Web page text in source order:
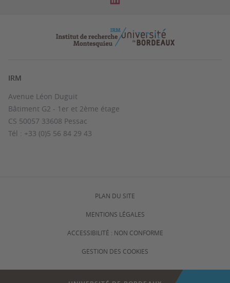
IRM
Avenue Léon Duguit
Bâtiment G2 - 1er et 2ème étage
CS 50057 33608 Pessac
Tél : +33 (0)5 56 84 29 43
PLAN DU SITE
MENTIONS LÉGALES
ACCESSIBILITÉ : NON CONFORME
GESTION DES COOKIES